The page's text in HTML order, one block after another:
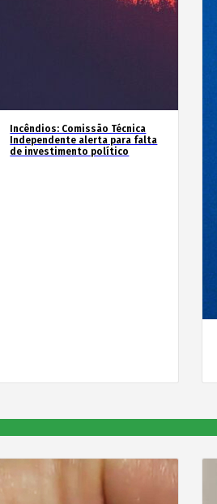
Incêndios: Comissão Técnica
Independente alerta para falta
de investimento político